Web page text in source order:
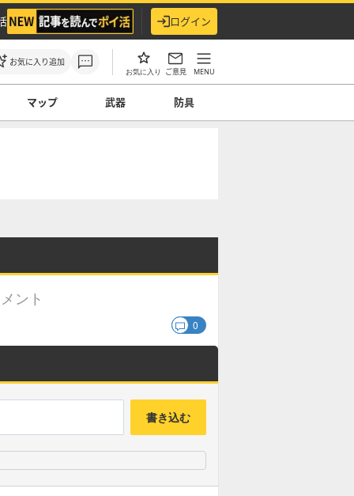
ログイン
お気に入り追加
お気に入り ご意見 MENU
マップ 武器 防具
ント
0
書き込む